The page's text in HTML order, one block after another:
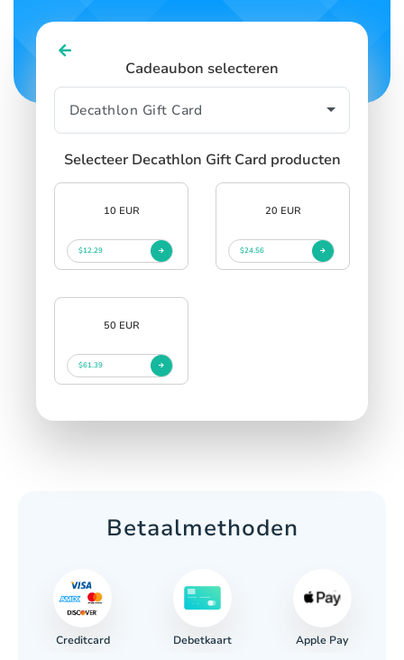
Cadeaubon selecteren
Selecteer Decathlon Gift Card producten
10 EUR
$12.29
20 EUR
$24.56
50 EUR
$61.39
Betaalmethoden
Creditcard Debetkaart Apple Pay